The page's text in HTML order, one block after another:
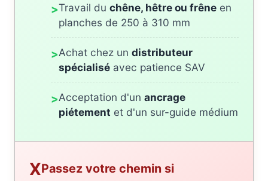
>Travail du chêne, hêtre ou frêne en
planches de 250 à 310 mm
>Achat chez un distributeur
spécialisé avec patience SAV
>Acceptation d'un ancrage
piétement et d'un sur-guide médium
XPassez votre chemin si